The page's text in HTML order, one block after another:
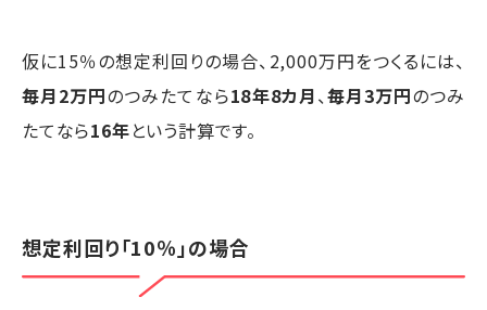
仮に15％の想定利回りの場合、2,000万円をつくるには、
毎月2万円のつみたてなら18年8カ月、毎月3万円のつみ
たてなら16年という計算です。
想定利回り「10％」の場合